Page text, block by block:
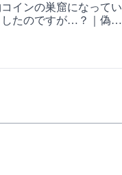
インの巣窟になってい
たのですが…？｜偽物
歴10年以上のプロが語